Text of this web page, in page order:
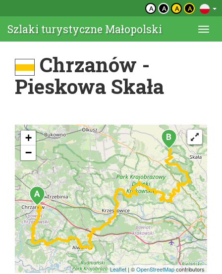
A A A A
Szlaki turystyczne Małopolski
Chrzanów -
Pieskowa Skała
+
−
Leaflet | ©OpenStreetMapcontributors